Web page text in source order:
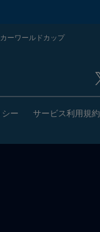
ーワールドカップ
ー サービス利用規約